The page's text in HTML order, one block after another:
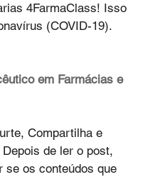
4FarmaClass! Isso
(COVID-19).
em Farmácias e
Compartilha e
de ler o post,
se os conteúdos que